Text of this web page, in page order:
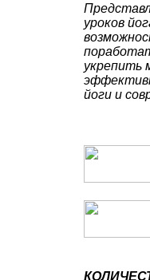
уроков
укрепить
йоги и